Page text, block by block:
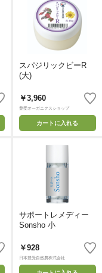
スパジリックビーR
(大)
￥3,960
豊受オーガニクスショップ
カートに入れる
サポートレメディー
Sonsho 小
￥928
日本豊受自然農株式会社